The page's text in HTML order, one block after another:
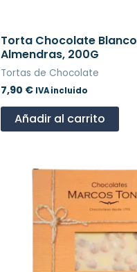
Torta Chocolate Blanco
Almendras, 200G
Tortas de Chocolate
7,90 € IVA incluido
Añadir al carrito